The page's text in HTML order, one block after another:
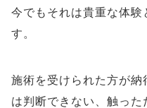
今でもそれは貴重な体験
す。
施術を受けられた方が
は判断できない、触っ